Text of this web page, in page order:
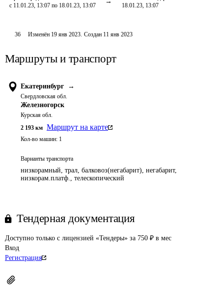
с 11.01.23, 13:07 по 18.01.23, 13:07
18.01.23, 13:07
36 Изменён 19 янв 2023. Создан 11 янв 2023
Маршруты и транспорт
Екатеринбург →
Свердловская обл.
Железногорск
Курская обл.
2 193 км Маршрут на карте
Кол-во машин: 1
Варианты транспорта
низкорамный, трал, балковоз(негабарит), негабарит,
низкорам.платф., телескопический
Тендерная документация
Доступно только с лицензией «Тендеры» за 750 ₽ в мес
Вход
Регистрация